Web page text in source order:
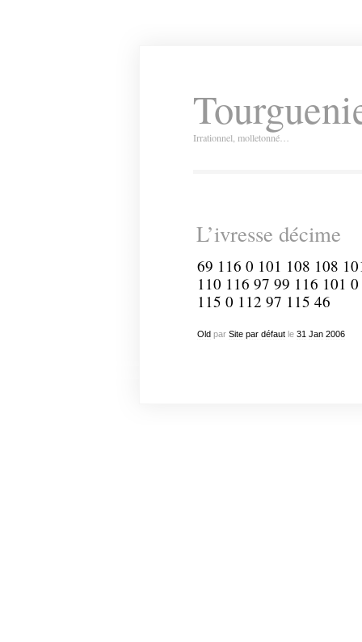
Irrationnel, molletonné…
L’ivresse décime
69 116 0 101 108 108
110 116 97 99 116 101
115 0 112 97 115 46
Oldpar Site par défautle 31 Jan 2006